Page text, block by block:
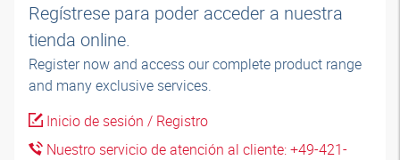
Regístrese para poder acceder a nuestra
tienda online.
Register now and access our complete product range
and many exclusive services.
Inicio de sesión / Registro
Nuestro servicio de atención al cliente: +49-421-